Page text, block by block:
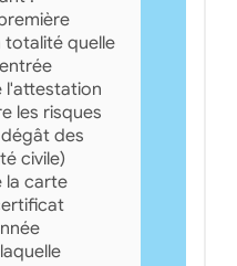
totalité quelle
l'attestation
les risques
des
civile)
la carte